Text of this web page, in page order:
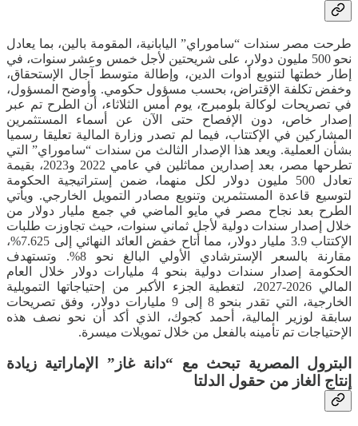
طرحت مصر سندات “ساموراي” اليابانية، المقومة بالين، بما يعادل
نحو 500 مليون دولار، على شريحتين لأجل خمس وعشر سنوات، في
إطار خطتها لتنويع أدوات الدين، وإطالة متوسط آجال الإستحقاق،
وخفض تكلفة الإقتراض، بحسب مسؤول حكومي. وأوضح المسؤول،
في تصريحات لوكالة بلومبرج، يوم أمس الثلاثاء، أن الطرح تم عبر
إصدار خاص، دون الإفصاح حتى الآن عن أسماء المستثمرين
المشاركين في الإكتتاب، فيما لم تصدر وزارة المالية تعليقا رسميا
بشأن العملية. ويعد هذا الإصدار الثالث من سندات “ساموراي” التي
تطرحها مصر، بعد إصدارين مماثلين في عامي 2022 و2023، بقيمة
تعادل 500 مليون دولار لكل منهما، ضمن إستراتيجية الحكومة
لتوسيع قاعدة المستثمرين وتنويع مصادر التمويل الخارجي. ويأتي
الطرح بعد نجاح مصر في مايو الماضي في جمع مليار دولار من
خلال إصدار سندات دولية لأجل ثماني سنوات، حيث تجاوزت طلبات
الإكتتاب 3.9 مليار دولار، مما أتاح خفض العائد النهائي إلى 7.625%،
مقارنة بالسعر الإسترشادي الأولي البالغ نحو 8%. وتستهدف
الحكومة إصدار سندات دولية بنحو 4 مليارات دولار خلال العام
المالي 2026-2027، لتغطية الجزء الأكبر من إحتياجاتها التمويلية
الخارجية، التي تقدر بنحو 8 إلى 9 مليارات دولار، وفق تصريحات
سابقة لوزير المالية، أحمد كجوك، الذي أكد أن نحو نصف هذه
الإحتياجات تم تأمينه بالفعل من خلال تمويلات ميسرة.
البترول المصرية تبحث مع “دانة غاز” الإماراتية زيادة
إنتاج الغاز من حقول الدلتا